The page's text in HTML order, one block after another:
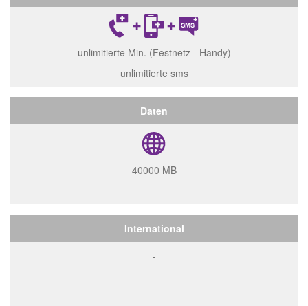
unlimitierte Min. (Festnetz - Handy)
unlimitierte sms
Daten
40000 MB
International
-